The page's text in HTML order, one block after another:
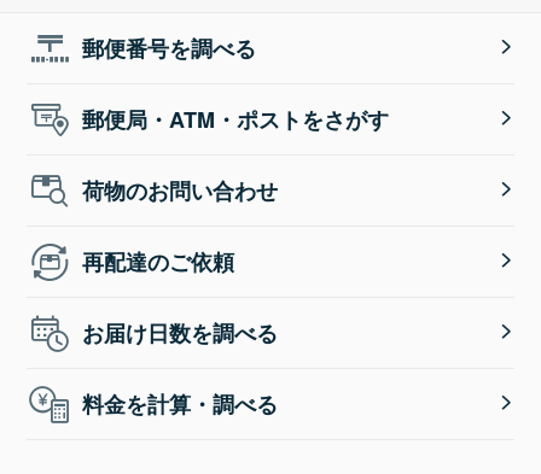
郵便番号を調べる
郵便局・ATM・ポストをさがす
荷物のお問い合わせ
再配達のご依頼
お届け日数を調べる
料金を計算・調べる